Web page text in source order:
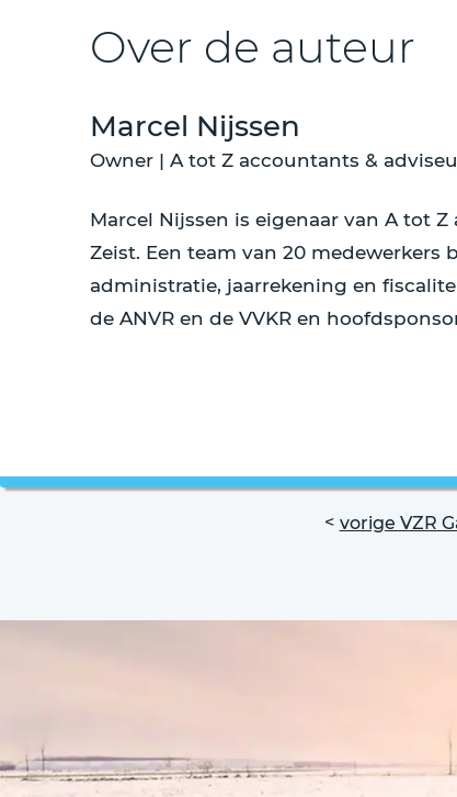
Over de auteur
Marcel Nijssen
Owner | A tot Z accountants &
Marcel Nijssen is eigenaar van A tot
Zeist. Een team van 20
administratie, jaarrekening en
de ANVR en de VVKR en
vorige VZR